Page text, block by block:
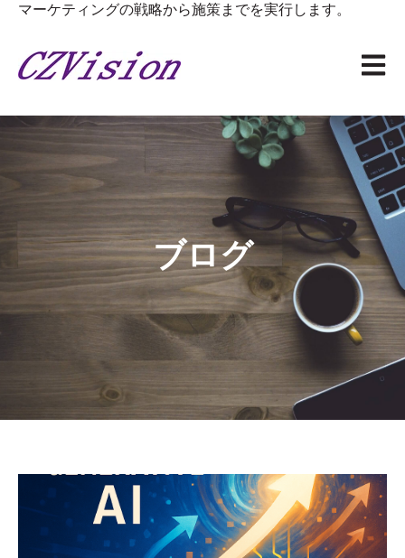
マーケティングの戦略から施策までを実行します。
メイ
ブログ